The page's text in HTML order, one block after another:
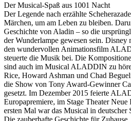
Der Musical-Spaß aus 1001 Nacht
Der Legende nach erzählte
Märchen, um am Leben zu bleiben.
Geschichte von Aladin – so die
der Wunderlampe gewesen sein. Disney
den wundervollen Animationsfilm
steuerte die Musik bei. Die
sind auch im Musical ALADDIN zu
Rice, Howard Ashman und Chad
die Show von Tony Award-Gewinner
gesetzt. Im Dezember 2015 feierte
Europapremiere, im Stage Theater
ersten Mal war das Musical in deutscher
Die zauberhafte Geschichte für Zuhause